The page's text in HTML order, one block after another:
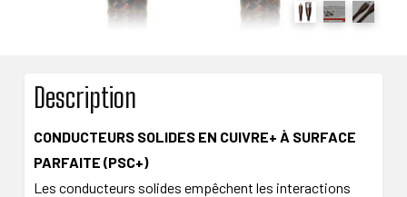
Description
CONDUCTEURS SOLIDES EN CUIVRE+ À SURFACE
PARFAITE (PSC+)
Les conducteurs solides empêchent les interactions